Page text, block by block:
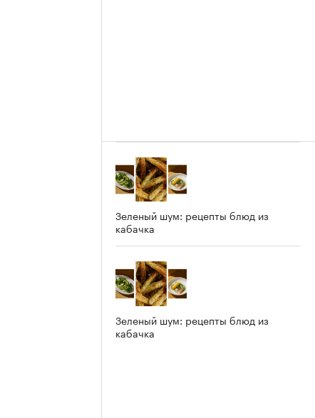
Зеленый шум: рецепты блюд из
кабачка
Зеленый шум: рецепты блюд из
кабачка